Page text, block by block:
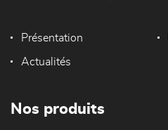
Présentation
Actualités
Nos produits